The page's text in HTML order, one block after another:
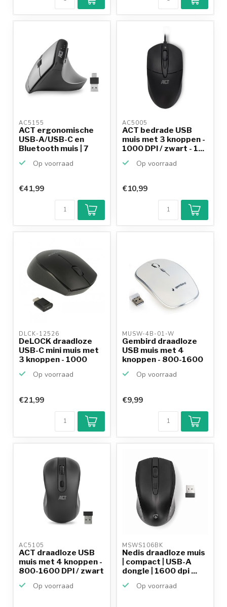
AC5155
ACT ergonomische
USB-A/USB-C en
Bluetooth muis | 7
Op voorraad
€41,99
AC5005
ACT bedrade USB
muis met 3 knoppen -
1000 DPI / zwart - 1...
Op voorraad
Klantenbeoordeling
9,2/10
Achteraf
betalen mogelijk
€10,99
DLCK-12526
DeLOCK draadloze
USB-C mini muis met
3 knoppen - 1000
Op voorraad
€21,99
MUSW-4B-01-W
Gembird draadloze
USB muis met 4
knoppen - 800-1600
Op voorraad
€9,99
AC5105
ACT draadloze USB
muis met 4 knoppen -
800-1600 DPI / zwart
Op voorraad
MSWS106BK
Nedis draadloze muis
| compact | USB-A
dongle | 1600 dpi ...
Op voorraad